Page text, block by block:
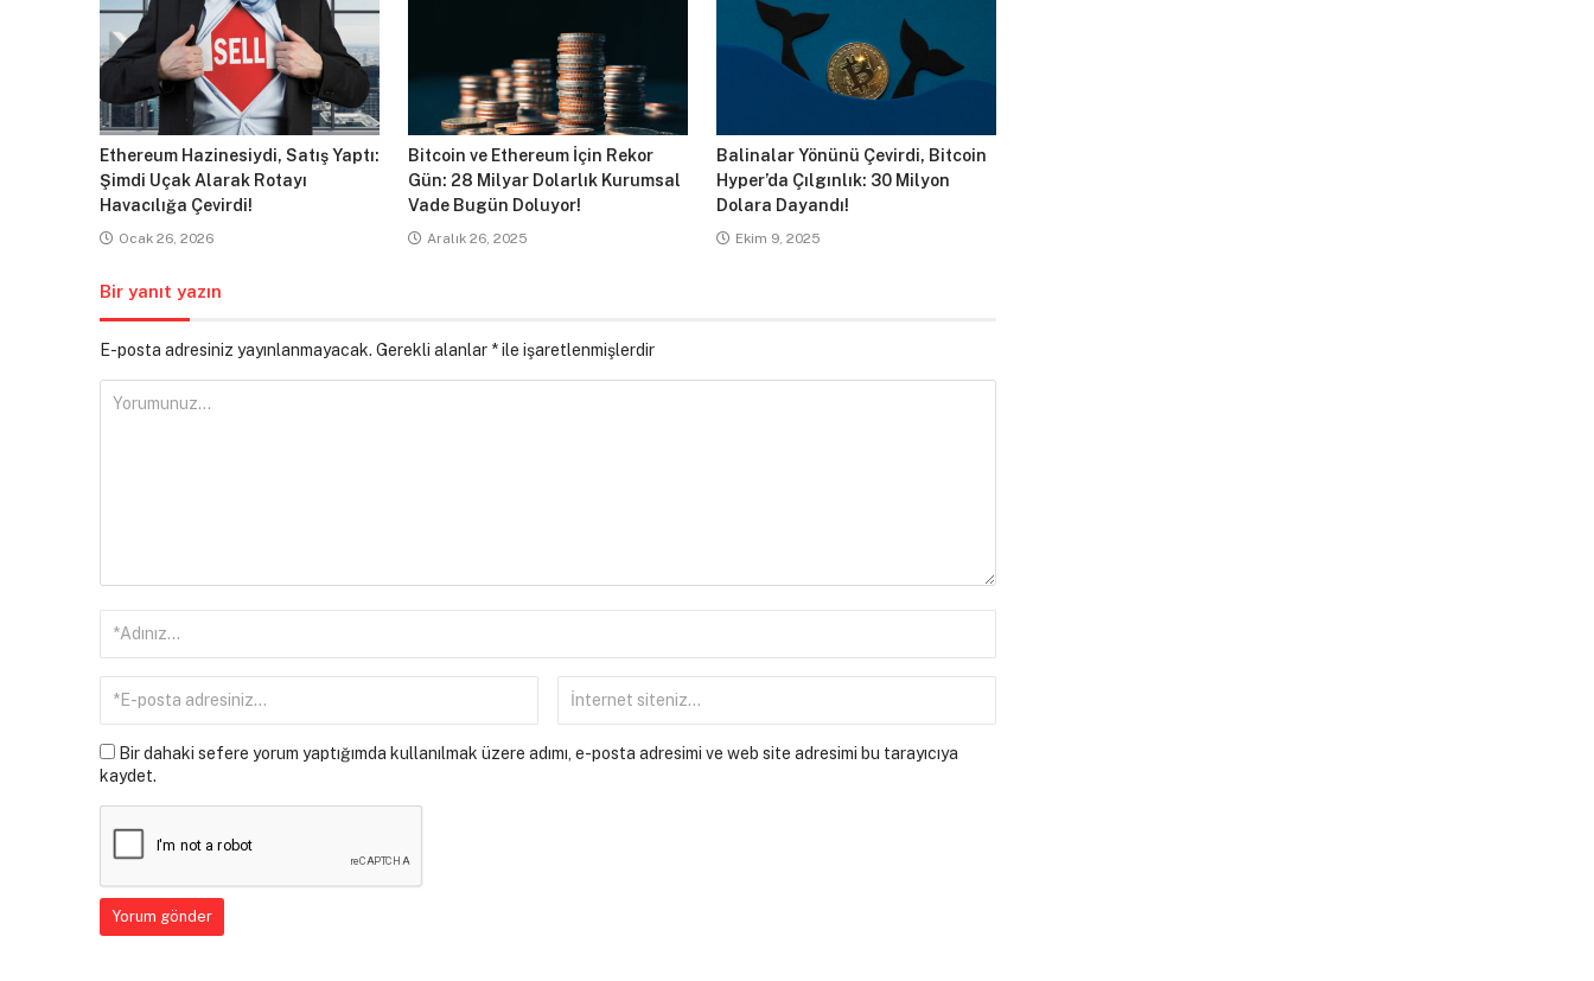
Ethereum Hazinesiydi, Satış Yaptı:
Şimdi Uçak Alarak Rotayı
Havacılığa Çevirdi!
Ocak 26, 2026
Bitcoin ve Ethereum İçin Rekor
Gün: 28 Milyar Dolarlık Kurumsal
Vade Bugün Doluyor!
Aralık 26, 2025
Balinalar Yönünü Çevirdi, Bitcoin
Hyper’da Çılgınlık: 30 Milyon
Dolara Dayandı!
Ekim 9, 2025
Bir yanıt yazın
E-posta adresiniz yayınlanmayacak. Gerekli alanlar *ile işaretlenmişlerdir
Bir dahaki sefere yorum yaptığımda kullanılmak üzere adımı, e-posta adresimi ve web site adresimi bu tarayıcıya
kaydet.